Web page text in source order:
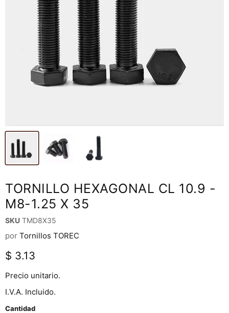
TORNILLO HEXAGONAL CL 10.9 -
M8-1.25 X 35
SKU TMD8X35
por Tornillos TOREC
Precio actual
$ 3.13
Precio unitario.
I.V.A. Incluido.
Cantidad